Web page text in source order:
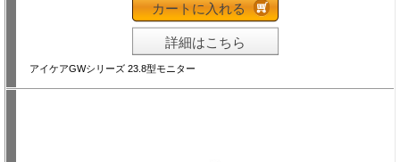
カートに入れる
詳細はこちら
アイケアGWシリーズ 23.8型モニター